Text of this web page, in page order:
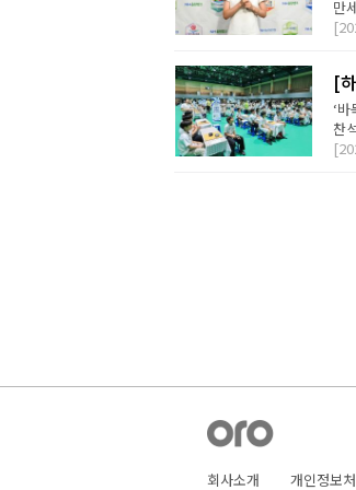
만
[
‘
찬
회사소개 개인정보